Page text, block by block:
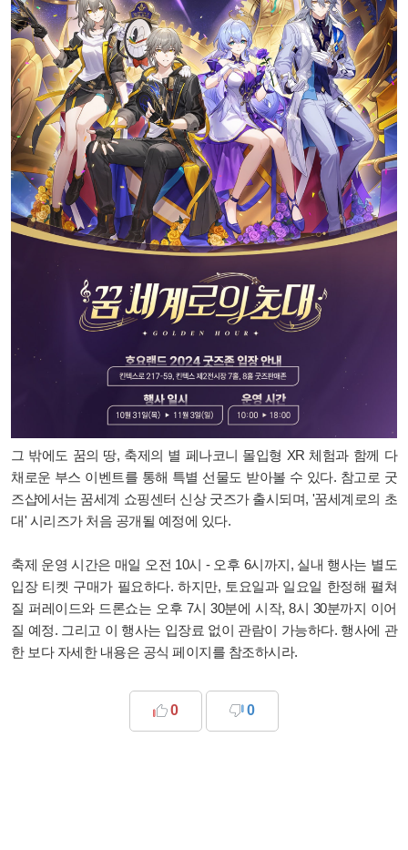
그 밖에도 꿈의 땅, 축제의 별 페나코니 몰입형 XR 체험과 함께 다
채로운 부스 이벤트를 통해 특별 선물도 받아볼 수 있다. 참고로 굿
즈샵에서는 꿈세계 쇼핑센터 신상 굿즈가 출시되며, '꿈세계로의 초
대' 시리즈가 처음 공개될 예정에 있다.
축제 운영 시간은 매일 오전 10시 - 오후 6시까지, 실내 행사는 별도
입장 티켓 구매가 필요하다. 하지만, 토요일과 일요일 한정해 펼쳐
질 퍼레이드와 드론쇼는 오후 7시 30분에 시작, 8시 30분까지 이어
질 예정. 그리고 이 행사는 입장료 없이 관람이 가능하다. 행사에 관
한 보다 자세한 내용은 공식 페이지를 참조하시라.
0 0